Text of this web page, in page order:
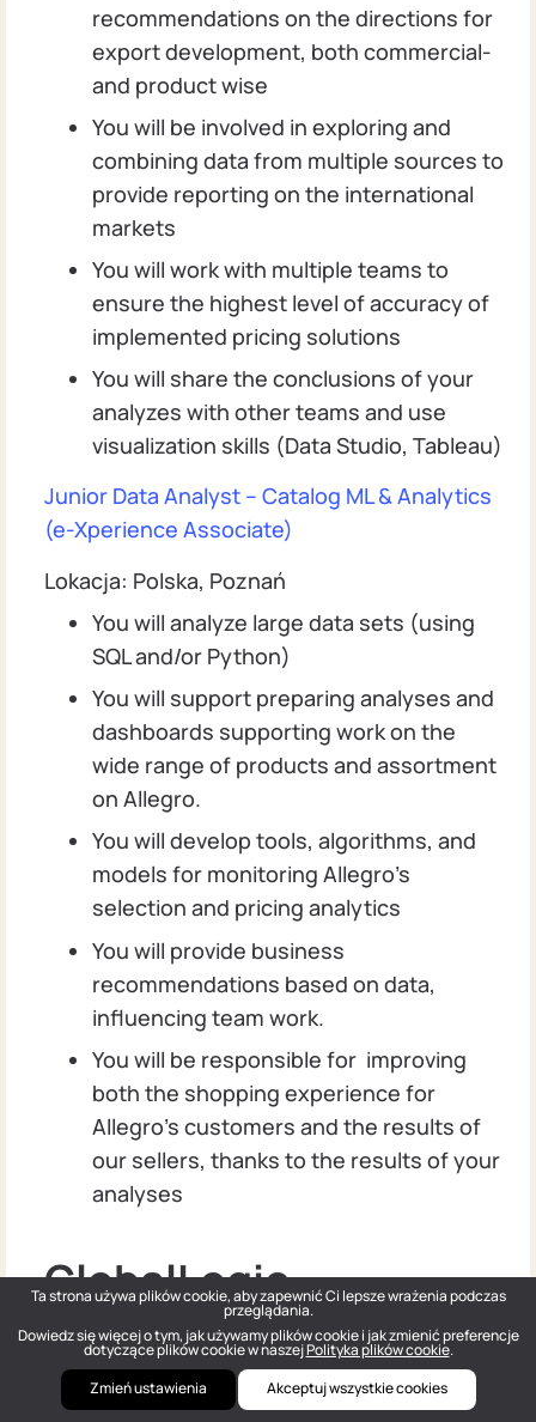
recommendations on the directions for
export development, both commercial-
and product wise
You will be involved in exploring and
combining data from multiple sources to
provide reporting on the international
markets
You will work with multiple teams to
ensure the highest level of accuracy of
implemented pricing solutions
You will share the conclusions of your
analyzes with other teams and use
visualization skills (Data Studio, Tableau)
Junior Data Analyst – Catalog ML & Analytics
(e-Xperience Associate)
Lokacja: Polska, Poznań
You will analyze large data sets (using
SQL and/or Python)
You will support preparing analyses and
dashboards supporting work on the
wide range of products and assortment
on Allegro.
You will develop tools, algorithms, and
models for monitoring Allegro's
selection and pricing analytics
You will provide business
recommendations based on data,
influencing team work.
You will be responsible for improving
both the shopping experience for
Allegro's customers and the results of
our sellers, thanks to the results of your
analyses
GlobalLogic
Lokacja: Polska, Wrocław
Trainee Test Engineer
Ta strona używa plików cookie, aby zapewnić Ci lepsze wrażenia podczas
przeglądania.
Dowiedz się więcej o tym, jak używamy plików cookie i jak zmienić preferencje
dotyczące plików cookie w naszejPolityka plików cookie.
Zmień ustawienia
Akceptuj wszystkie cookies